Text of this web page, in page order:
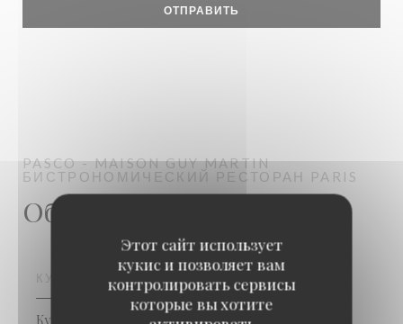
Этот сайт использует
кукис и позволяет вам
контролировать сервисы
которые вы хотите
PASCO - MAISON GUY MARTIN
БИСТРОНОМИЧЕСКИЙ РЕСТОРАН
PARIS
Общая информация
КУХНЯ
Кухня французская традиционная, Прекрасная